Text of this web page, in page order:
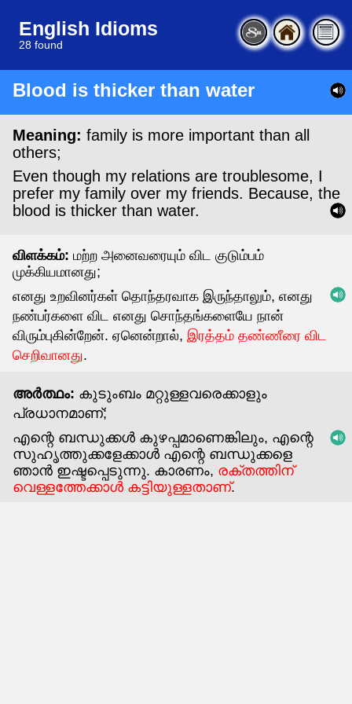
English Idioms
28 found
Blood is thicker than water
Meaning: family is more important than all
others;
Even though my relations are troublesome, I
prefer my family over my friends. Because, the
blood is thicker than water.
விளக்கம்: மற்ற அனைவரையும் விட குடும்பம்
முக்கியமானது;
எனது உறவினர்கள் தொந்தரவாக இருந்தாலும், எனது
நண்பர்களை விட எனது சொந்தங்களையே நான்
விரும்புகின்றேன். ஏனென்றால், இரத்தம் தண்ணீரை விட
செறிவானது.
അർത്ഥം: കുടുംബം മറ്റുള്ളവരെക്കാളും
പ്രധാനമാണ്;
എന്റെ ബന്ധുക്കൾ കുഴപ്പമാണെങ്കിലും, എന്റെ
സുഹൃത്തുക്കളേക്കാൾ എന്റെ ബന്ധുക്കളെ
ഞാൻ ഇഷ്ടപ്പെടുന്നു. കാരണം, രക്തത്തിന്
വെള്ളത്തേക്കാൾ കട്ടിയുള്ളതാണ്.